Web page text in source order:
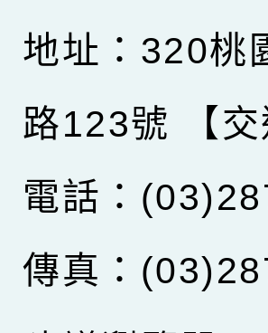
地址：320桃
路123號
【
電話：
傳真：